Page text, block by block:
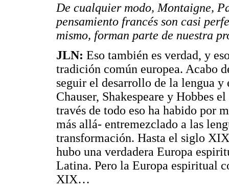
De cualquier modo, Montaigne,
pensamiento francés son casi
mismo, forman parte de nuestra
JLN: Eso también es verdad, y
tradición común europea. Acabo
seguir el desarrollo de la lengua y
Chauser, Shakespeare y Hobbes
través de todo eso ha habido por
más allá- entremezclado a las
transformación. Hasta el siglo
hubo una verdadera Europa
Latina. Pero la Europa espiritual
XIX…